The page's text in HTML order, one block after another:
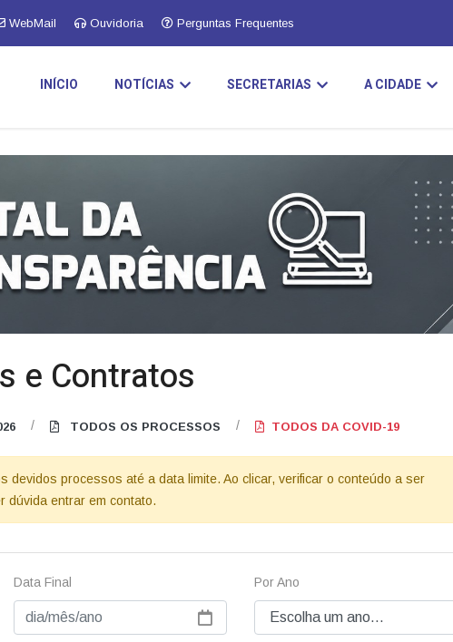
WebMail Ouvidoria Perguntas Frequentes
INÍCIO NOTÍCIAS SECRETARIAS A CIDADE
e Contratos
/ TODOS OS PROCESSOS / TODOS DA COVID-19
devidos processos até a data limite. Ao clicar, verificar o conteúdo a ser
dúvida entrar em contato.
Data Final Por Ano